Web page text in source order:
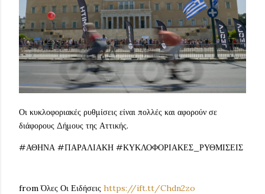
Οι κυκλοφοριακές ρυθμίσεις είναι πολλές και αφορούν σε
διάφορους Δήμους της Αττικής.
#ΑΘΗΝΑ #ΠΑΡΑΛΙΑΚΗ #ΚΥΚΛΟΦΟΡΙΑΚΕΣ_ΡΥΘΜΙΣΕΙΣ
from Όλες Οι Ειδήσεις https://ift.tt/Chdn2zo